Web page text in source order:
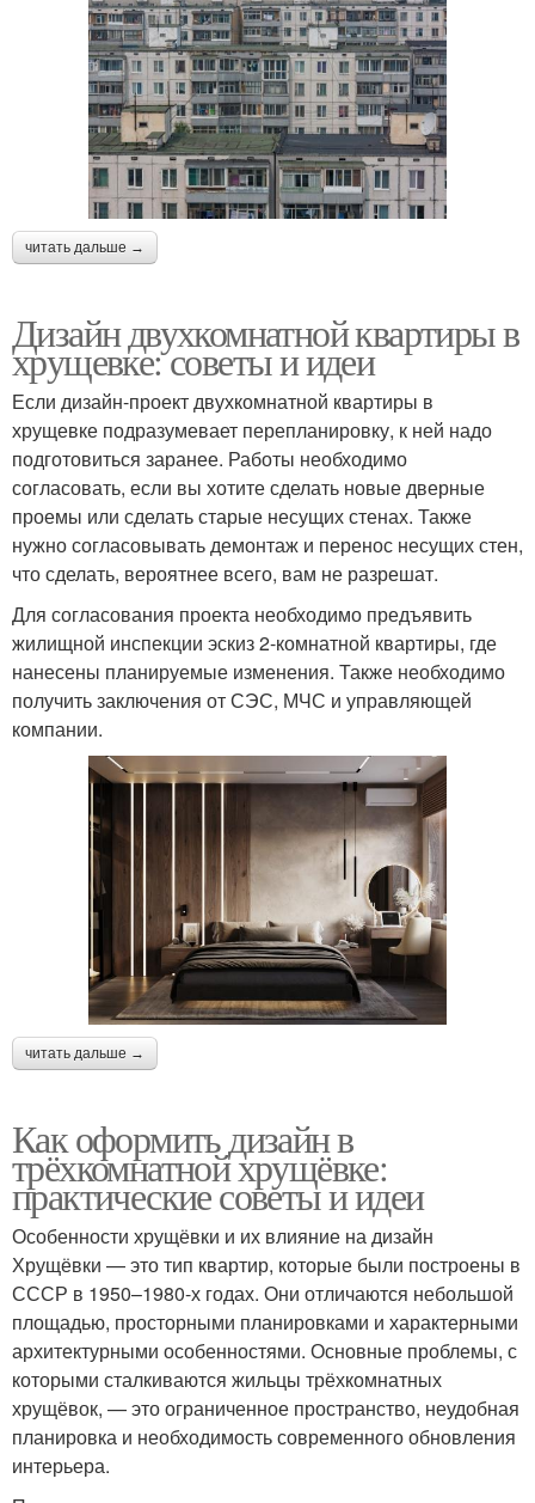
читать дальше →
Дизайн двухкомнатной квартиры в
хрущевке: советы и идеи
Если дизайн-проект двухкомнатной квартиры в
хрущевке подразумевает перепланировку, к ней надо
подготовиться заранее. Работы необходимо
согласовать, если вы хотите сделать новые дверные
проемы или сделать старые несущих стенах. Также
нужно согласовывать демонтаж и перенос несущих стен,
что сделать, вероятнее всего, вам не разрешат.
Для согласования проекта необходимо предъявить
жилищной инспекции эскиз 2-комнатной квартиры, где
нанесены планируемые изменения. Также необходимо
получить заключения от СЭС, МЧС и управляющей
компании.
читать дальше →
Как оформить дизайн в
трёхкомнатной хрущёвке:
практические советы и идеи
Особенности хрущёвки и их влияние на дизайн
Хрущёвки — это тип квартир, которые были построены в
СССР в 1950–1980-х годах. Они отличаются небольшой
площадью, просторными планировками и характерными
архитектурными особенностями. Основные проблемы, с
которыми сталкиваются жильцы трёхкомнатных
хрущёвок, — это ограниченное пространство, неудобная
планировка и необходимость современного обновления
интерьера.